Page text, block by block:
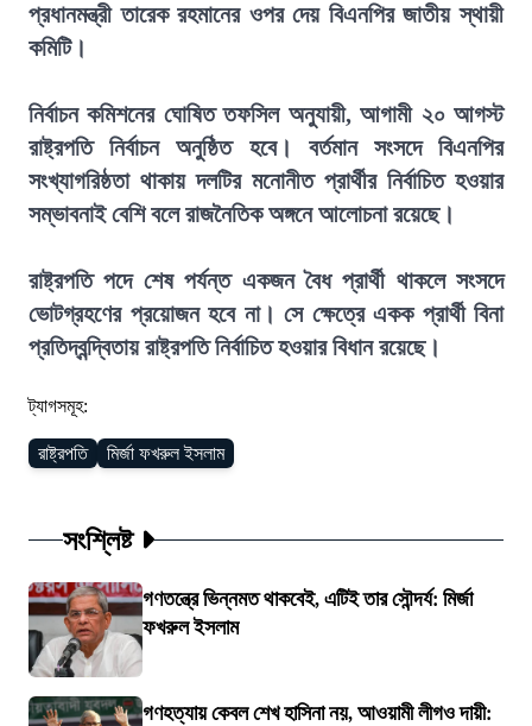
প্রধানমন্ত্রী তারেক রহমানের ওপর দেয় বিএনপির জাতীয় স্থায়ী
কমিটি।
নির্বাচন কমিশনের ঘোষিত তফসিল অনুযায়ী, আগামী ২০ আগস্ট
রাষ্ট্রপতি নির্বাচন অনুষ্ঠিত হবে। বর্তমান সংসদে বিএনপির
সংখ্যাগরিষ্ঠতা থাকায় দলটির মনোনীত প্রার্থীর নির্বাচিত হওয়ার
সম্ভাবনাই বেশি বলে রাজনৈতিক অঙ্গনে আলোচনা রয়েছে।
রাষ্ট্রপতি পদে শেষ পর্যন্ত একজন বৈধ প্রার্থী থাকলে সংসদে
ভোটগ্রহণের প্রয়োজন হবে না। সে ক্ষেত্রে একক প্রার্থী বিনা
প্রতিদ্বন্দ্বিতায় রাষ্ট্রপতি নির্বাচিত হওয়ার বিধান রয়েছে।
ট্যাগসমূহ:
রাষ্ট্রপতি মির্জা ফখরুল ইসলাম
সংশ্লিষ্ট
গণতন্ত্রে ভিন্নমত থাকবেই, এটিই তার সৌন্দর্য: মির্জা
ফখরুল ইসলাম
গণহত্যায় কেবল শেখ হাসিনা নয়, আওয়ামী লীগও দায়ী: